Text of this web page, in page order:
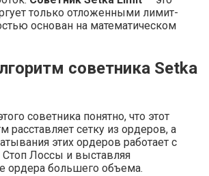
только отложенными лимит-
основан на математическом
советника Setka
советника понятно, что этот
расставляет сетку из ордеров, а
этих ордеров работает с
Лоссы и выставляя
ордера большего объема.